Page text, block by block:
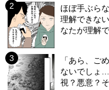
ほぼ手ぶら
理解できな
なたが理解
「あら、ご
ないでしょ
視？悪意？